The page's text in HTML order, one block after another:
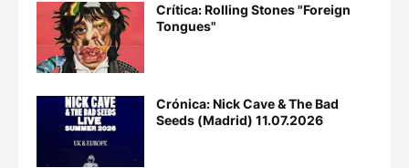
Crítica: Rolling Stones "Foreign
Tongues"
Crónica: Nick Cave & The Bad
Seeds (Madrid) 11.07.2026